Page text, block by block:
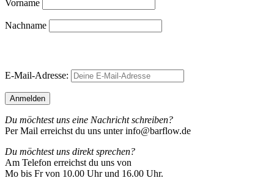
Vorname
Nachname
E-Mail-Adresse:
Du möchtest uns eine Nachricht schreiben?
Per Mail erreichst du uns unter info@barflow.de
Du möchtest uns direkt sprechen?
Am Telefon erreichst du uns von
Mo bis Fr von 10.00 Uhr und 16.00 Uhr.